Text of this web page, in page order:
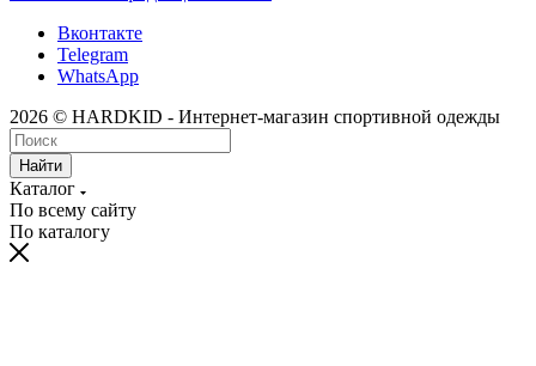
Вконтакте
Telegram
WhatsApp
2026 © HARDKID - Интернет-магазин спортивной одежды
Найти
Каталог
По всему сайту
По каталогу